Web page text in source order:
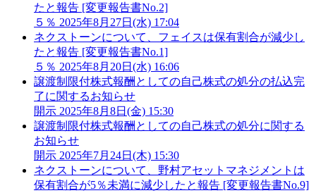
たと報告 [変更報告書No.2]
５％ 2025年8月27日(水) 17:04
ネクストーンについて、フェイスは保有割合が減少し
たと報告 [変更報告書No.1]
５％ 2025年8月20日(水) 16:06
譲渡制限付株式報酬としての自己株式の処分の払込完
了に関するお知らせ
開示 2025年8月8日(金) 15:30
譲渡制限付株式報酬としての自己株式の処分に関する
お知らせ
開示 2025年7月24日(木) 15:30
ネクストーンについて、野村アセットマネジメントは
保有割合が5％未満に減少したと報告 [変更報告書No.9]